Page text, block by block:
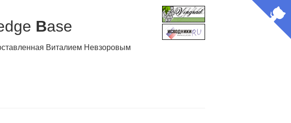
Base
Виталием Невзоровым